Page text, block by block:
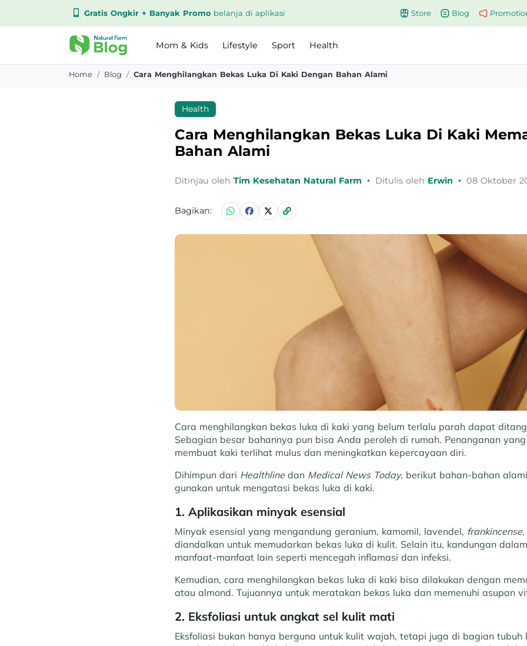
Gratis Ongkir + Banyak Promo belanja di aplikasi Store Blog
Mom & Kids Lifestyle Sport Health
Home Blog Cara Menghilangkan Bekas Luka Di Kaki Dengan Bahan Alami
Health
Cara Menghilangkan Bekas Luka Di Kaki
Bahan Alami
Ditinjau oleh Tim Kesehatan Natural Farm • Ditulis oleh Erwin • 08 Oktober
Bagikan:
Cara menghilangkan bekas luka di kaki yang belum terlalu parah dapat
Sebagian besar bahannya pun bisa Anda peroleh di rumah. Penanganan
membuat kaki terlihat mulus dan meningkatkan kepercayaan diri.
Dihimpun dari Healthline dan Medical News Today, berikut bahan-bahan
gunakan untuk mengatasi bekas luka di kaki.
1. Aplikasikan minyak esensial
Minyak esensial yang mengandung geranium, kamomil, lavendel, frankincense,
diandalkan untuk memudarkan bekas luka di kulit. Selain itu, kandungan
manfaat-manfaat lain seperti mencegah inflamasi dan infeksi.
Kemudian, cara menghilangkan bekas luka di kaki bisa dilakukan dengan
atau almond. Tujuannya untuk meratakan bekas luka dan memenuhi asupan
2. Eksfoliasi untuk angkat sel kulit mati
Eksfoliasi bukan hanya berguna untuk kulit wajah, tetapi juga di bagian tubuh